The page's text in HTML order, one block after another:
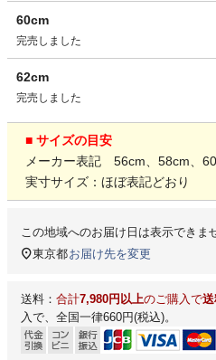
60cm
完売しました
62cm
完売しました
■ サイズの目安
メーカー表記 56cm、58cm、
実寸サイズ：ほぼ表記どおり
この地域へのお届け日は表示できま
東京都お届け先を変更
送料： 合計7,980円以上のご購入で
入で、全国一律660円(税込)。